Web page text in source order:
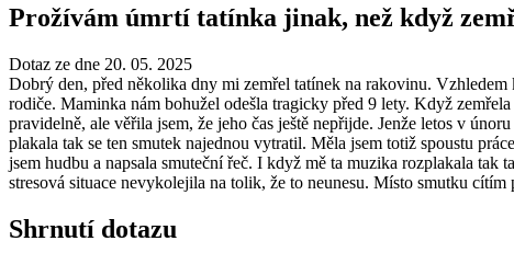
Prožívám úmrtí tatínka jinak, než když
Dotaz ze dne 20. 05. 2025
Dobrý den, před několika dny mi zemřel tatínek na rakovinu.
rodiče. Maminka nám bohužel odešla tragicky před 9 lety. Když
pravidelně, ale věřila jsem, že jeho čas ještě nepřijde. Jenže letos v
plakala tak se ten smutek najednou vytratil. Měla jsem totiž spoustu
jsem hudbu a napsala smuteční řeč. I když mě ta muzika rozplakala
stresová situace nevykolejila na tolik, že to neunesu. Místo smutku
Shrnutí dotazu